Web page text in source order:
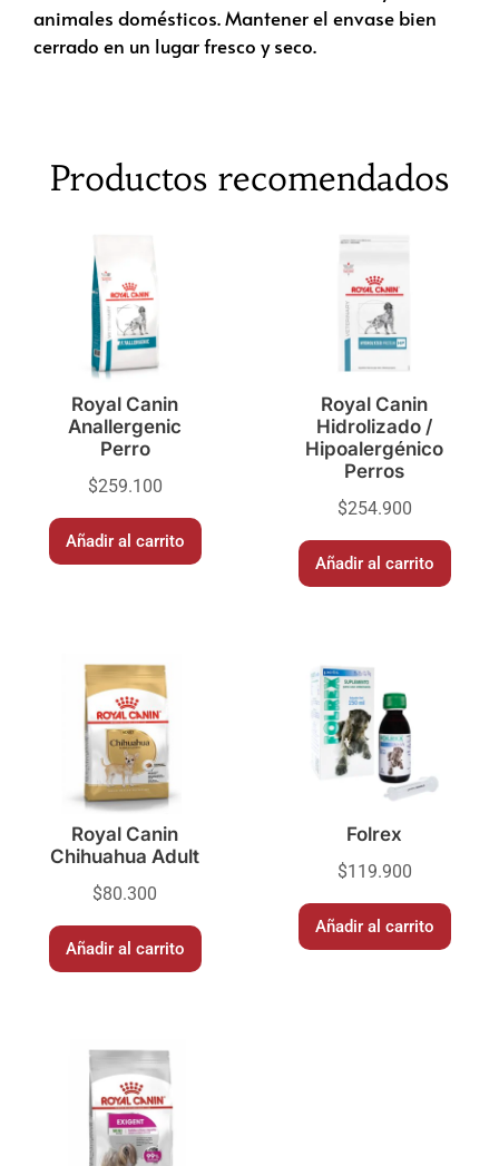
animales domésticos. Mantener el envase bien
cerrado en un lugar fresco y seco.
Productos recomendados
Royal Canin
Anallergenic
Perro
$259.100
Añadir al carrito
Royal Canin
Hidrolizado /
Hipoalergénico
Perros
$254.900
Añadir al carrito
Royal Canin
Chihuahua Adult
$80.300
Añadir al carrito
Folrex
$119.900
Añadir al carrito